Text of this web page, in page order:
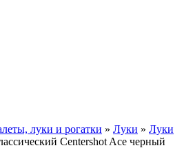
луки и рогатки » Луки » Луки
Centershot Ace черный